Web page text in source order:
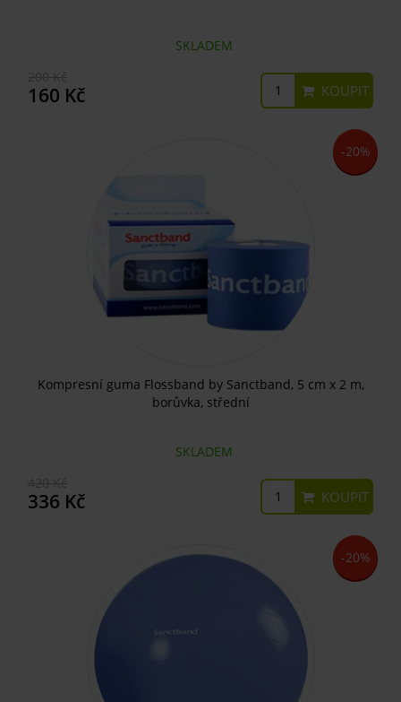
SKLADEM
160 Kč KOUPIT
-20%
Kompresní guma Flossband by Sanctband, 5 cm x 2 m,
borůvka, střední
SKLADEM
336 Kč KOUPIT
-20%